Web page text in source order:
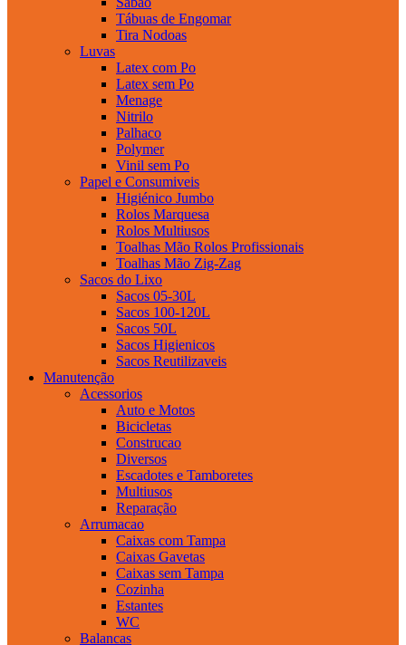
Tábuas de Engomar
Tira Nodoas
Luvas
Latex com Po
Latex sem Po
Menage
Nitrilo
Palhaco
Polymer
Vinil sem Po
Papel e Consumiveis
Higiénico Jumbo
Rolos Marquesa
Rolos Multiusos
Toalhas Mão Rolos Profissionais
Toalhas Mão Zig-Zag
Sacos do Lixo
Sacos 05-30L
Sacos 100-120L
Sacos 50L
Sacos Higienicos
Sacos Reutilizaveis
Manutenção
Acessorios
Auto e Motos
Bicicletas
Construcao
Diversos
Escadotes e Tamboretes
Multiusos
Reparação
Arrumacao
Caixas com Tampa
Caixas Gavetas
Caixas sem Tampa
Cozinha
Estantes
WC
Balancas